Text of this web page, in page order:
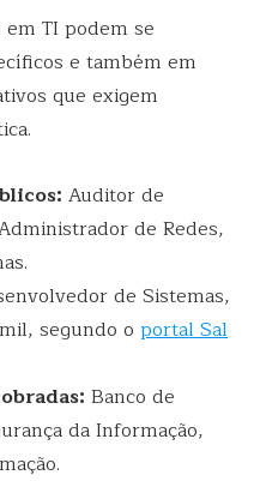
TI podem se
e também em
que exigem
Auditor de
de Redes,
de Sistemas,
segundo oportal Sal
Banco de
da Informação,